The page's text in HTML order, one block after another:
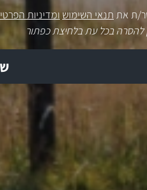
ת את תנאי השימוש ומדיניות
להסרה בכל עת בלחיצת כפתור